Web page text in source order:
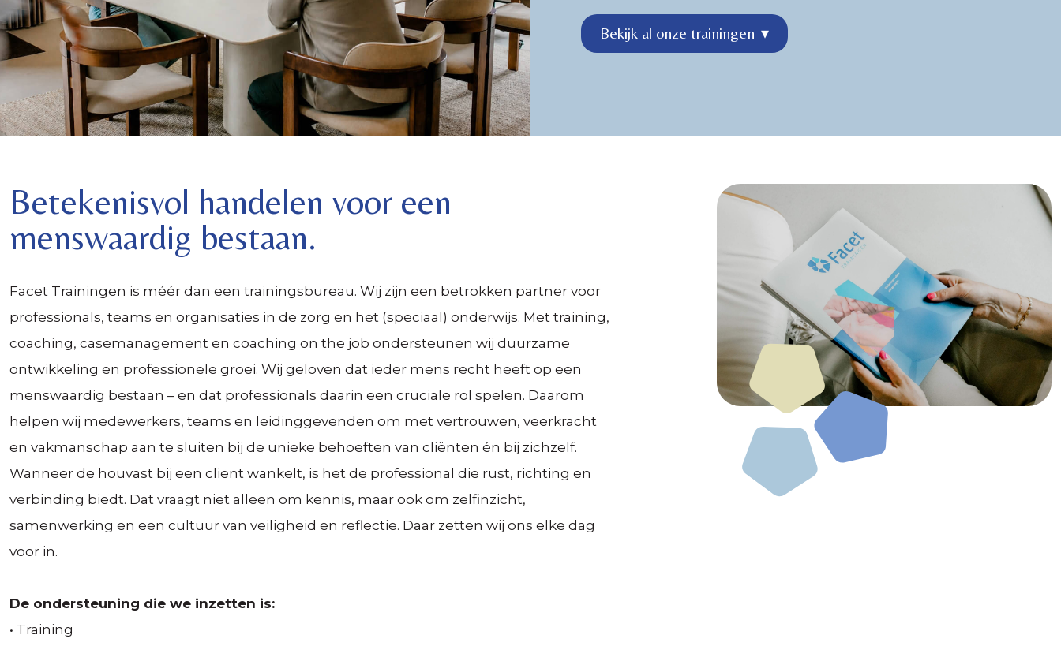
Bekijk al onze trainingen ▾
Betekenisvol handelen voor een
menswaardig bestaan.
Facet Trainingen is méér dan een trainingsbureau. Wij zijn een betrokken partner voor
professionals, teams en organisaties in de zorg en het (speciaal) onderwijs. Met training,
coaching, casemanagement en coaching on the job ondersteunen wij duurzame
ontwikkeling en professionele groei. Wij geloven dat ieder mens recht heeft op een
menswaardig bestaan – en dat professionals daarin een cruciale rol spelen. Daarom
helpen wij medewerkers, teams en leidinggevenden om met vertrouwen, veerkracht
en vakmanschap aan te sluiten bij de unieke behoeften van cliënten én bij zichzelf.
Wanneer de houvast bij een cliënt wankelt, is het de professional die rust, richting en
verbinding biedt. Dat vraagt niet alleen om kennis, maar ook om zelfinzicht,
samenwerking en een cultuur van veiligheid en reflectie. Daar zetten wij ons elke dag
voor in.
De ondersteuning die we inzetten is:
• Training